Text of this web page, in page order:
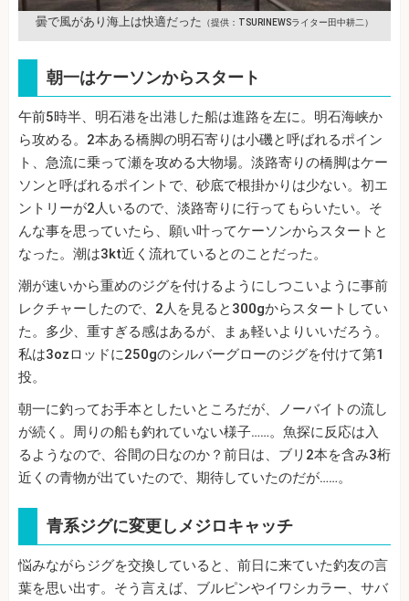
曇で風があり海上は快適だった （提供：TSURINEWSライター田中耕二）
朝一はケーソンからスタート
午前5時半、明石港を出港した船は進路を左に。明石海峡か
ら攻める。2本ある橋脚の明石寄りは小磯と呼ばれるポイン
ト、急流に乗って瀬を攻める大物場。淡路寄りの橋脚はケー
ソンと呼ばれるポイントで、砂底で根掛かりは少ない。初エ
ントリーが2人いるので、淡路寄りに行ってもらいたい。そ
んな事を思っていたら、願い叶ってケーソンからスタートと
なった。潮は3kt近く流れているとのことだった。
潮が速いから重めのジグを付けるようにしつこいように事前
レクチャーしたので、2人を見ると300gからスタートしてい
た。多少、重すぎる感はあるが、まぁ軽いよりいいだろう。
私は3ozロッドに250gのシルバーグローのジグを付けて第1
投。
朝一に釣ってお手本としたいところだが、ノーバイトの流し
が続く。周りの船も釣れていない様子……。魚探に反応は入
るようなので、谷間の日なのか？前日は、ブリ2本を含み3桁
近くの青物が出ていたので、期待していたのだが……。
青系ジグに変更しメジロキャッチ
悩みながらジグを交換していると、前日に来ていた釣友の言
葉を思い出す。そう言えば、ブルピンやイワシカラー、サバ